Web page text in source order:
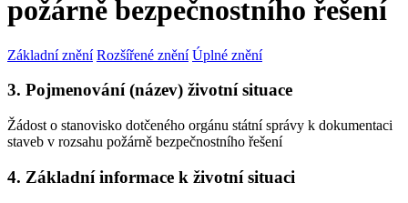
požárně bezpečnostního řešení
Základní znění Rozšířené znění Úplné znění
3. Pojmenování (název) životní situace
Žádost o stanovisko dotčeného orgánu státní správy k dokumentaci
staveb v rozsahu požárně bezpečnostního řešení
4. Základní informace k životní situaci